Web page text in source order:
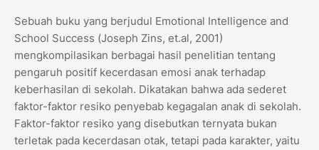
Sebuah buku yang berjudul Emotional Intelligence and
School Success (Joseph Zins, et.al, 2001)
mengkompilasikan berbagai hasil penelitian tentang
pengaruh positif kecerdasan emosi anak terhadap
keberhasilan di sekolah. Dikatakan bahwa ada sederet
faktor-faktor resiko penyebab kegagalan anak di sekolah.
Faktor-faktor resiko yang disebutkan ternyata bukan
terletak pada kecerdasan otak, tetapi pada karakter, yaitu